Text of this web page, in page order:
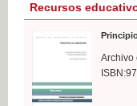
Recursos
Archivo